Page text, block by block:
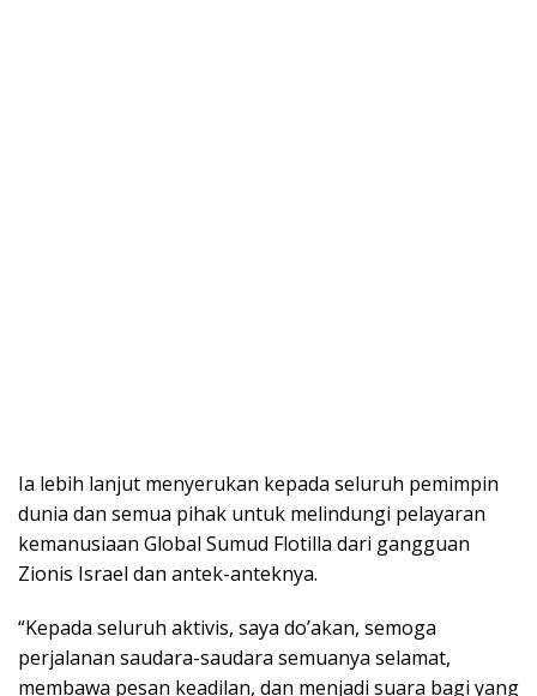
Ia lebih lanjut menyerukan kepada seluruh pemimpin
dunia dan semua pihak untuk melindungi pelayaran
kemanusiaan Global Sumud Flotilla dari gangguan
Zionis Israel dan antek-anteknya.
“Kepada seluruh aktivis, saya do’akan, semoga
perjalanan saudara-saudara semuanya selamat,
membawa pesan keadilan, dan menjadi suara bagi yang